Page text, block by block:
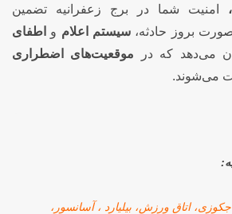
امنیت شما در برج زعفرانیه تضمین
بروز حادثه، سیستم اعلام و اطفای
می‌دهد که در موقعیت‌های اضطراری
می‌شوند.
اتاق ورزش، بیلیارد ، آسانسور،